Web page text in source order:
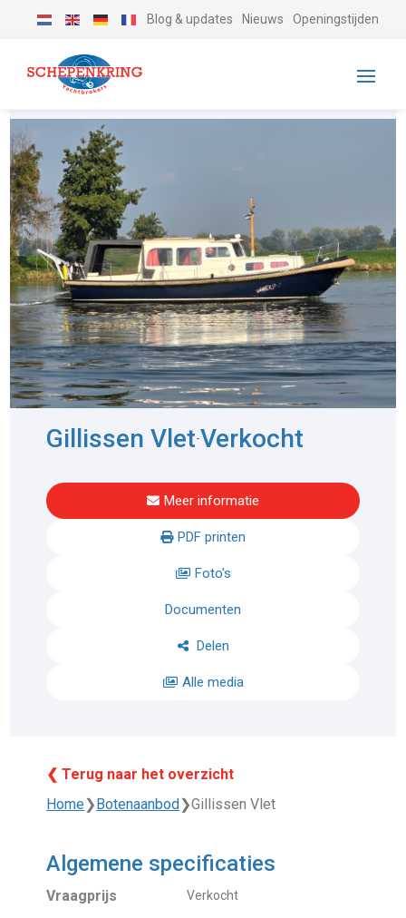
Blog & updates Nieuws Openingstijden
Gillissen Vlet-Verkocht
Meer informatie
PDF printen
Foto's
Documenten
Delen
Alle media
❮ Terug naar het overzicht
Home❯ Botenaanbod ❯Gillissen Vlet
Algemene specificaties
Vraagprijs Verkocht